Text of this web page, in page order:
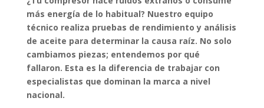
más energía de lo habitual? Nuestro equipo
técnico realiza pruebas de rendimiento y análisis
de aceite para determinar la causa raíz. No solo
cambiamos piezas; entendemos por qué
fallaron. Esta es la diferencia de trabajar con
especialistas que dominan la marca a nivel
nacional.